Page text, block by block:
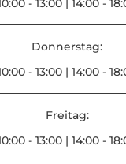
- 13:00| 14:00-
Donnerstag:
- 13:00| 14:00-
Freitag:
- 13:00| 14:00-